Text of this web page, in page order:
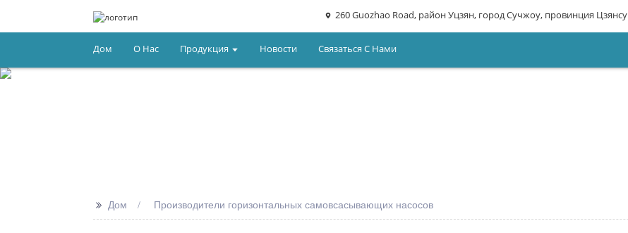
260 Guozhao Road, район Уцзян, город Сучжоу, провинция Цзянсу
Дом О Нас Продукция Новости Связаться С Нами
>> Дом Производители горизонтальных самовсасывающих насосов